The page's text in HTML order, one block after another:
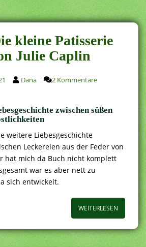
kleine Patisserie
Julie Caplin
Dana 2 Kommentare
zwischen süßen
weitere Liebesgeschichte
Leckereien aus der Feder von
hat mich da Buch nicht komplett
war es aber nett zu
sich entwickelt.
WEITERLESEN